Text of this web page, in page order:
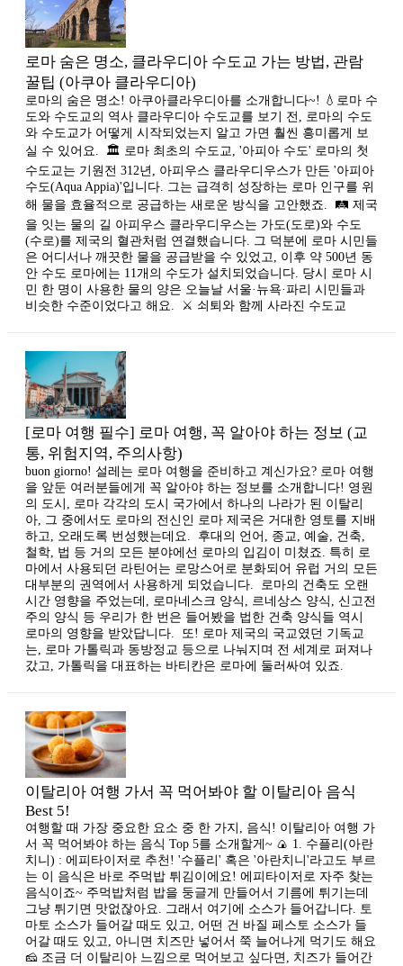
로마 숨은 명소, 클라우디아 수도교 가는 방법, 관람
꿀팁 (아쿠아 클라우디아)
로마의 숨은 명소! 아쿠아클라우디아를 소개합니다~! 💧로마 수
도와 수도교의 역사 클라우디아 수도교를 보기 전, 로마의 수도
와 수도교가 어떻게 시작되었는지 알고 가면 훨씬 흥미롭게 보
실 수 있어요. ​ 🏛️ 로마 최초의 수도교, '아피아 수도' 로마의 첫
수도교는 기원전 312년, 아피우스 클라우디우스가 만든 '아피아
수도(Aqua Appia)'입니다. 그는 급격히 성장하는 로마 인구를 위
해 물을 효율적으로 공급하는 새로운 방식을 고안했죠. ​ 🛤️ 제국
을 잇는 물의 길 아피우스 클라우디우스는 가도(도로)와 수도
(수로)를 제국의 혈관처럼 연결했습니다. 그 덕분에 로마 시민들
은 어디서나 깨끗한 물을 공급받을 수 있었고, 이후 약 500년 동
안 수도 로마에는 11개의 수도가 설치되었습니다. 당시 로마 시
민 한 명이 사용한 물의 양은 오늘날 서울·뉴욕·파리 시민들과
비슷한 수준이었다고 해요. ​ ⚔️ 쇠퇴와 함께 사라진 수도교
[로마 여행 필수] 로마 여행, 꼭 알아야 하는 정보 (교
통, 위험지역, 주의사항)
buon giorno! 설레는 로마 여행을 준비하고 계신가요? 로마 여행
을 앞둔 여러분들에게 꼭 알아야 하는 정보를 소개합니다! 영원
의 도시, 로마 각각의 도시 국가에서 하나의 나라가 된 이탈리
아, 그 중에서도 로마의 전신인 로마 제국은 거대한 영토를 지배
하고, 오래도록 번성했는데요. ​ 후대의 언어, 종교, 예술, 건축,
철학, 법 등 거의 모든 분야에선 로마의 입김이 미쳤죠. 특히 로
마에서 사용되던 라틴어는 로망스어로 분화되어 유럽 거의 모든
대부분의 권역에서 사용하게 되었습니다. ​ 로마의 건축도 오랜
시간 영향을 주었는데, 로마네스크 양식, 르네상스 양식, 신고전
주의 양식 등 우리가 한 번은 들어봤을 법한 건축 양식들 역시
로마의 영향을 받았답니다. ​ 또! 로마 제국의 국교였던 기독교
는, 로마 가톨릭과 동방정교 등으로 나눠지며 전 세계로 퍼져나
갔고, 가톨릭을 대표하는 바티칸은 로마에 둘러싸여 있죠.
이탈리아 여행 가서 꼭 먹어봐야 할 이탈리아 음식
Best 5!
여행할 때 가장 중요한 요소 중 한 가지, 음식! 이탈리아 여행 가
서 꼭 먹어봐야 하는 음식 Top 5를 소개할게~ 🍙 1. 수플리(아란
치니) : 에피타이저로 추천! '수플리' 혹은 '아란치니'라고도 부르
는 이 음식은 바로 주먹밥 튀김이에요! 에피타이저로 자주 찾는
음식이죠~ 주먹밥처럼 밥을 둥글게 만들어서 기름에 튀기는데
그냥 튀기면 맛없잖아요. 그래서 여기에 소스가 들어갑니다. 토
마토 소스가 들어갈 때도 있고, 어떤 건 바질 페스토 소스가 들
어갈 때도 있고, 아니면 치즈만 넣어서 쭉 늘어나게 먹기도 해요
🧀 조금 더 이탈리아 느낌으로 먹어보고 싶다면, 치즈가 들어간